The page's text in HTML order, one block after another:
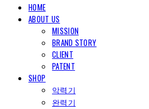
HOME
ABOUT US
MISSION
BRAND STORY
CLIENT
PATENT
SHOP
악력기
완력기